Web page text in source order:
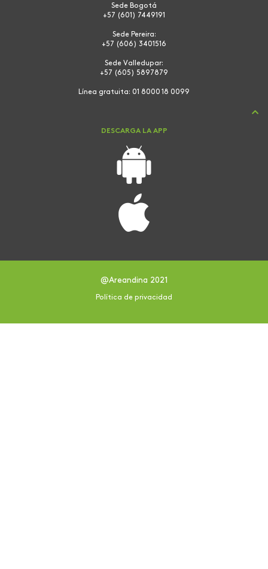
Sede Bogotá
+57 (601) 7449191
Sede Pereira:
+57 (606) 3401516
Sede Valledupar:
+57 (605) 5897879
Línea gratuita: 01 8000 18 0099
DESCARGA LA APP
@Areandina 2021
Política de privacidad